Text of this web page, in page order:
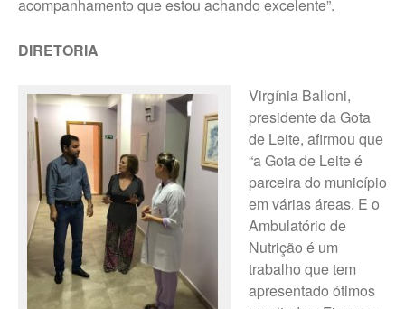
acompanhamento que estou achando excelente”.
DIRETORIA
Virgínia Balloni,
presidente da Gota
de Leite, afirmou que
“a Gota de Leite é
parceira do município
em várias áreas. E o
Ambulatório de
Nutrição é um
trabalho que tem
apresentado ótimos